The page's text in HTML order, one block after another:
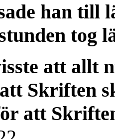
han
tog
att allt
Skriften
att